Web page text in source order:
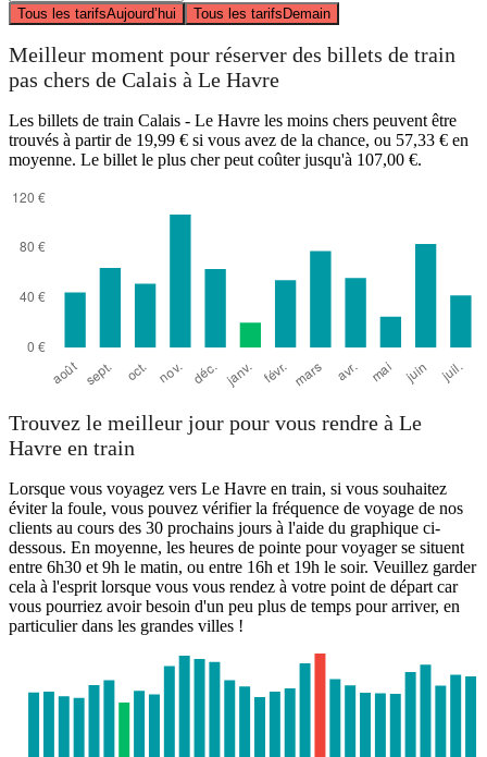
Tous les tarifsAujourd’hui Tous les tarifsDemain
Meilleur moment pour réserver des billets de train
pas chers de Calais à Le Havre
Les billets de train Calais - Le Havre les moins chers peuvent être
trouvés à partir de 19,99 € si vous avez de la chance, ou 57,33 € en
moyenne. Le billet le plus cher peut coûter jusqu'à 107,00 €.
Trouvez le meilleur jour pour vous rendre à Le
Havre en train
Lorsque vous voyagez vers Le Havre en train, si vous souhaitez
éviter la foule, vous pouvez vérifier la fréquence de voyage de nos
clients au cours des 30 prochains jours à l'aide du graphique ci-
dessous. En moyenne, les heures de pointe pour voyager se situent
entre 6h30 et 9h le matin, ou entre 16h et 19h le soir. Veuillez garder
cela à l'esprit lorsque vous vous rendez à votre point de départ car
vous pourriez avoir besoin d'un peu plus de temps pour arriver, en
particulier dans les grandes villes !